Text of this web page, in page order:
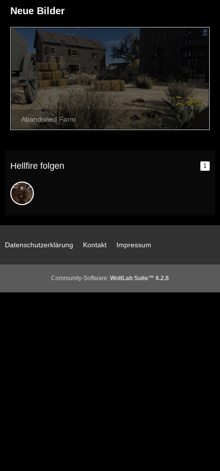
Neue Bilder
Hellfire folgen 1
Datenschutzerklärung Kontakt Impressum
Community-Software: WoltLab Suite™ 6.2.6